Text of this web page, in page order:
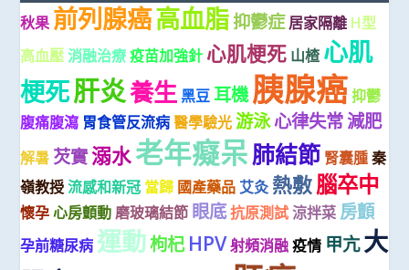
秋果 前列腺癌高血脂抑鬱症 居家隔離 H型
高血壓 消融治療 疫苗加強針 心肌梗死 山楂 心肌
梗死肝炎養生 黑豆 耳機胰腺癌 抑鬱
腹痛腹瀉 胃食管反流病 醫學驗光 游泳心律失常減肥
解暑 芡實溺水老年癡呆肺結節 腎囊腫 秦
嶺教授 流感和新冠 當歸 國產藥品 艾灸 熱敷腦卒中
懷孕 心房顫動 磨玻璃結節 眼底抗原測試 涼拌菜 房顫
孕前糖尿病 運動枸杞 HPV射頻消融 疫情 甲亢大